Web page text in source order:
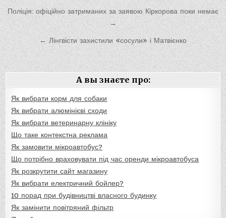
Навигация
по
записям
Поліція: офіційно затриманих за заявою Кіркорова поки немає
→
← Лінгвісти захистили «сосули» і Матвієнко
А вы знаєте про:
Як вибрати корм для собаки
Як вибрати алюмінієві сходи
Як вибрати ветеринарну клініку
Що таке контекстна реклама
Як замовити мікроавтобус?
Що потрібно враховувати під час оренди мікроавтобуса
Як розкрутити сайт магазину
Як вибрати електричний бойлер?
10 порад при будівництві власного будинку
Як замінити повітряний фільтр